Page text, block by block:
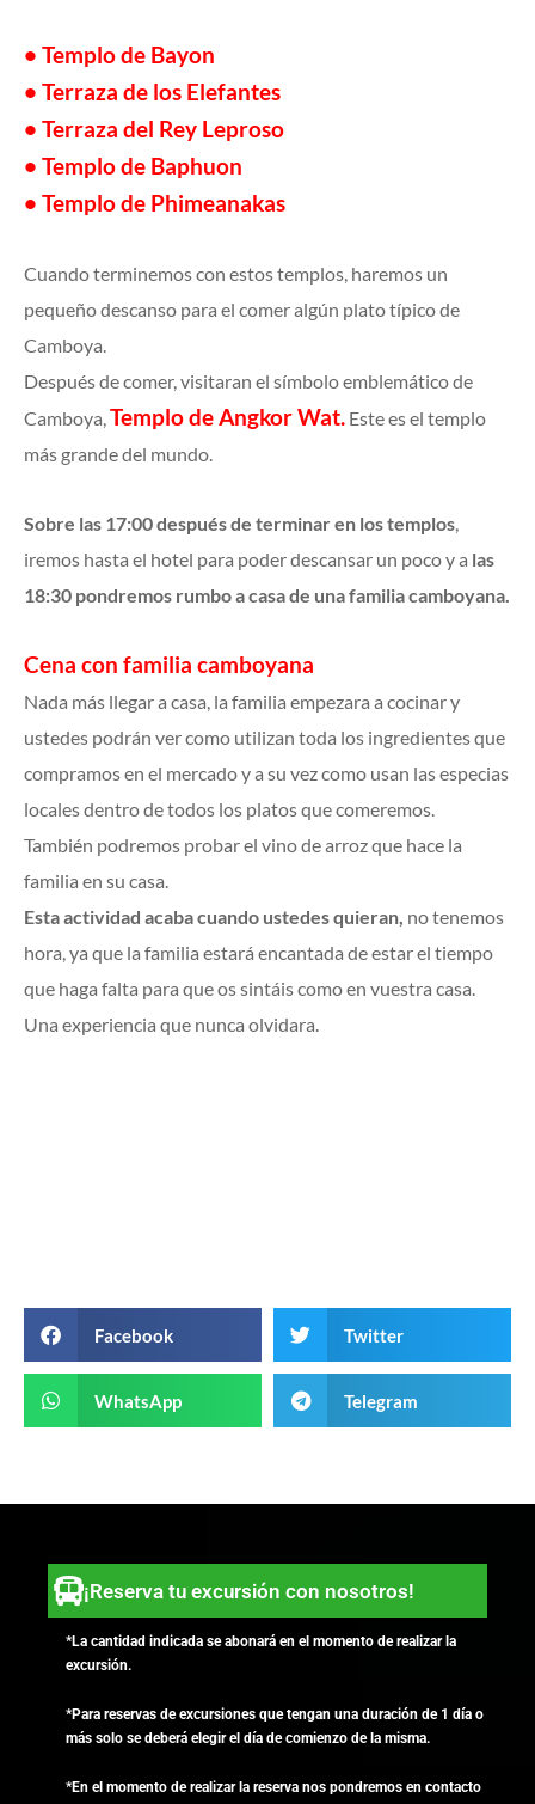
• Templo de Bayon
• Terraza de los Elefantes
• Terraza del Rey Leproso
• Templo de Baphuon
• Templo de Phimeanakas
Cuando terminemos con estos templos, haremos un
pequeño descanso para el comer algún plato típico de
Camboya.
Después de comer, visitaran el símbolo emblemático de
Camboya,Templo de Angkor Wat. Este es el templo
más grande del mundo.
Sobre las 17:00 después de terminar en los templos,
iremos hasta el hotel para poder descansar un poco y a las
18:30 pondremos rumbo a casa de una familia camboyana.
Cena con familia camboyana
Nada más llegar a casa, la familia empezara a cocinar y
ustedes podrán ver como utilizan toda los ingredientes que
compramos en el mercado y a su vez como usan las especias
locales dentro de todos los platos que comeremos.
También podremos probar el vino de arroz que hace la
familia en su casa.
Esta actividad acaba cuando ustedes quieran, no tenemos
hora, ya que la familia estará encantada de estar el tiempo
que haga falta para que os sintáis como en vuestra casa.
Una experiencia que nunca olvidara.
Facebook Twitter
WhatsApp Telegram
¡Reserva tu excursión con nosotros!
*La cantidad indicada se abonará en el momento de realizar la
excursión.
*Para reservas de excursiones que tengan una duración de 1 día o
más solo se deberá elegir el día de comienzo de la misma.
*En el momento de realizar la reserva nos pondremos en contacto